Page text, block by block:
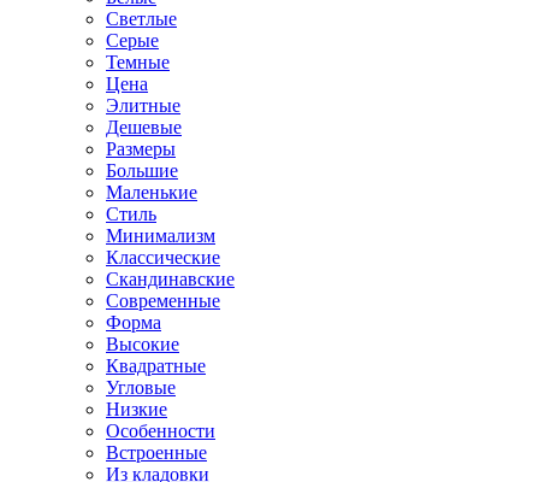
Светлые
Серые
Темные
Цена
Элитные
Дешевые
Размеры
Большие
Маленькие
Стиль
Минимализм
Классические
Скандинавские
Современные
Форма
Высокие
Квадратные
Угловые
Низкие
Особенности
Встроенные
Из кладовки